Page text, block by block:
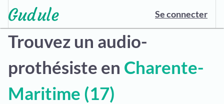
Se connecter
Trouvez un audio-
prothésiste en Charente-
Maritime (17)